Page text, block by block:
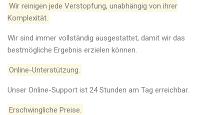
Wir reinigen jede Verstopfung, unabhängig von ihrer
Komplexität.
Wir sind immer vollständig ausgestattet, damit wir das
bestmögliche Ergebnis erzielen können.
Online-Unterstützung.
Unser Online-Support ist 24 Stunden am Tag erreichbar.
Erschwingliche Preise.